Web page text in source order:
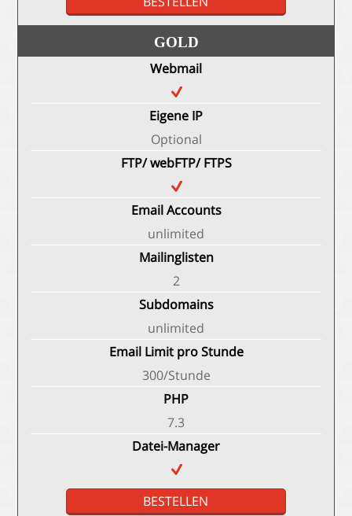
GOLD
Webmail
Eigene IP
Optional
FTP/ webFTP/ FTPS
Email Accounts
unlimited
Mailinglisten
2
Subdomains
unlimited
Email Limit pro Stunde
300/Stunde
PHP
7.3
Datei-Manager
BESTELLEN